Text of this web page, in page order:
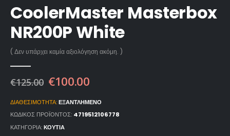
CoolerMaster Masterbox
NR200P White
( Δεν υπάρχει καμία αξιολόγηση ακόμη. )
€125.00 €100.00
ΔΙΑΘΕΣΙΜΌΤΗΤΑ:ΕΞΑΝΤΛΗΜΈΝΟ
ΚΩΔΙΚΌΣ ΠΡΟΪΌΝΤΟΣ: 4719512106778
ΚΑΤΗΓΟΡΊΑ:ΚΟΥΤΙΑ